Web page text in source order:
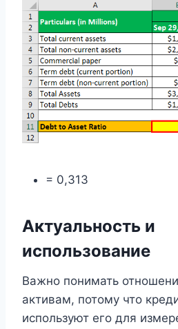
= 0,313
Актуальность и
использование
Важно понимать
активам, потому что
используют его для